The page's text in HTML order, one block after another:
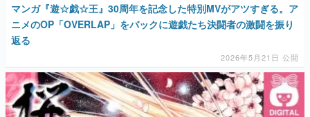
マンガ『遊☆戯☆王』30周年を記念した特別MVがアツすぎる。ア
ニメのOP「OVERLAP」をバックに遊戯たち決闘者の激闘を振り
返る
2026年5月21日 公開